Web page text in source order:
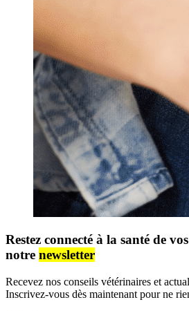
Restez connecté à la santé de
notre newsletter
Recevez nos conseils vétérinaires et
Inscrivez-vous dès maintenant pour ne